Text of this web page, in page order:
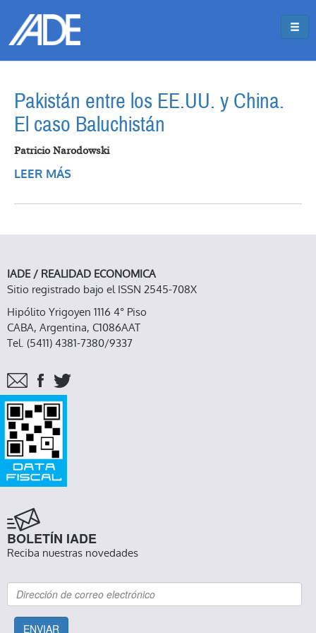
Pakistán entre los EE.UU. y China.
El caso Baluchistán
Patricio Narodowski
LEER MÁS
IADE / REALIDAD ECONOMICA
Sitio registrado bajo el ISSN 2545-708X
Hipólito Yrigoyen 1116 4° Piso
CABA, Argentina, C1086AAT
Tel. (5411) 4381-7380/9337
BOLETÍN IADE
Reciba nuestras novedades
ENVIAR